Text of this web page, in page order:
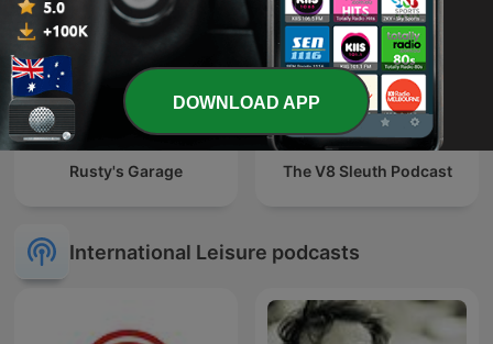
Rusty's Garage The V8 Sleuth Podcast
International Leisure podcasts
DOWNLOAD APP